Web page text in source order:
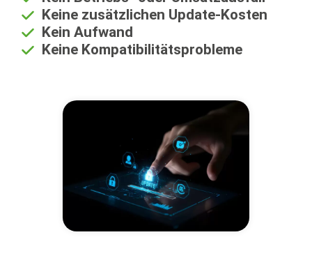
Keine zusätzlichen Update-Kosten
Kein Aufwand
Keine Kompatibilitätsprobleme